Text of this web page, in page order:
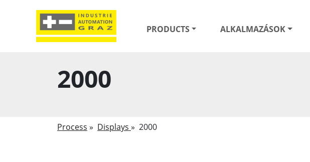
PRODUCTS ALKALMAZÁSOK
2000
Process » Displays » 2000